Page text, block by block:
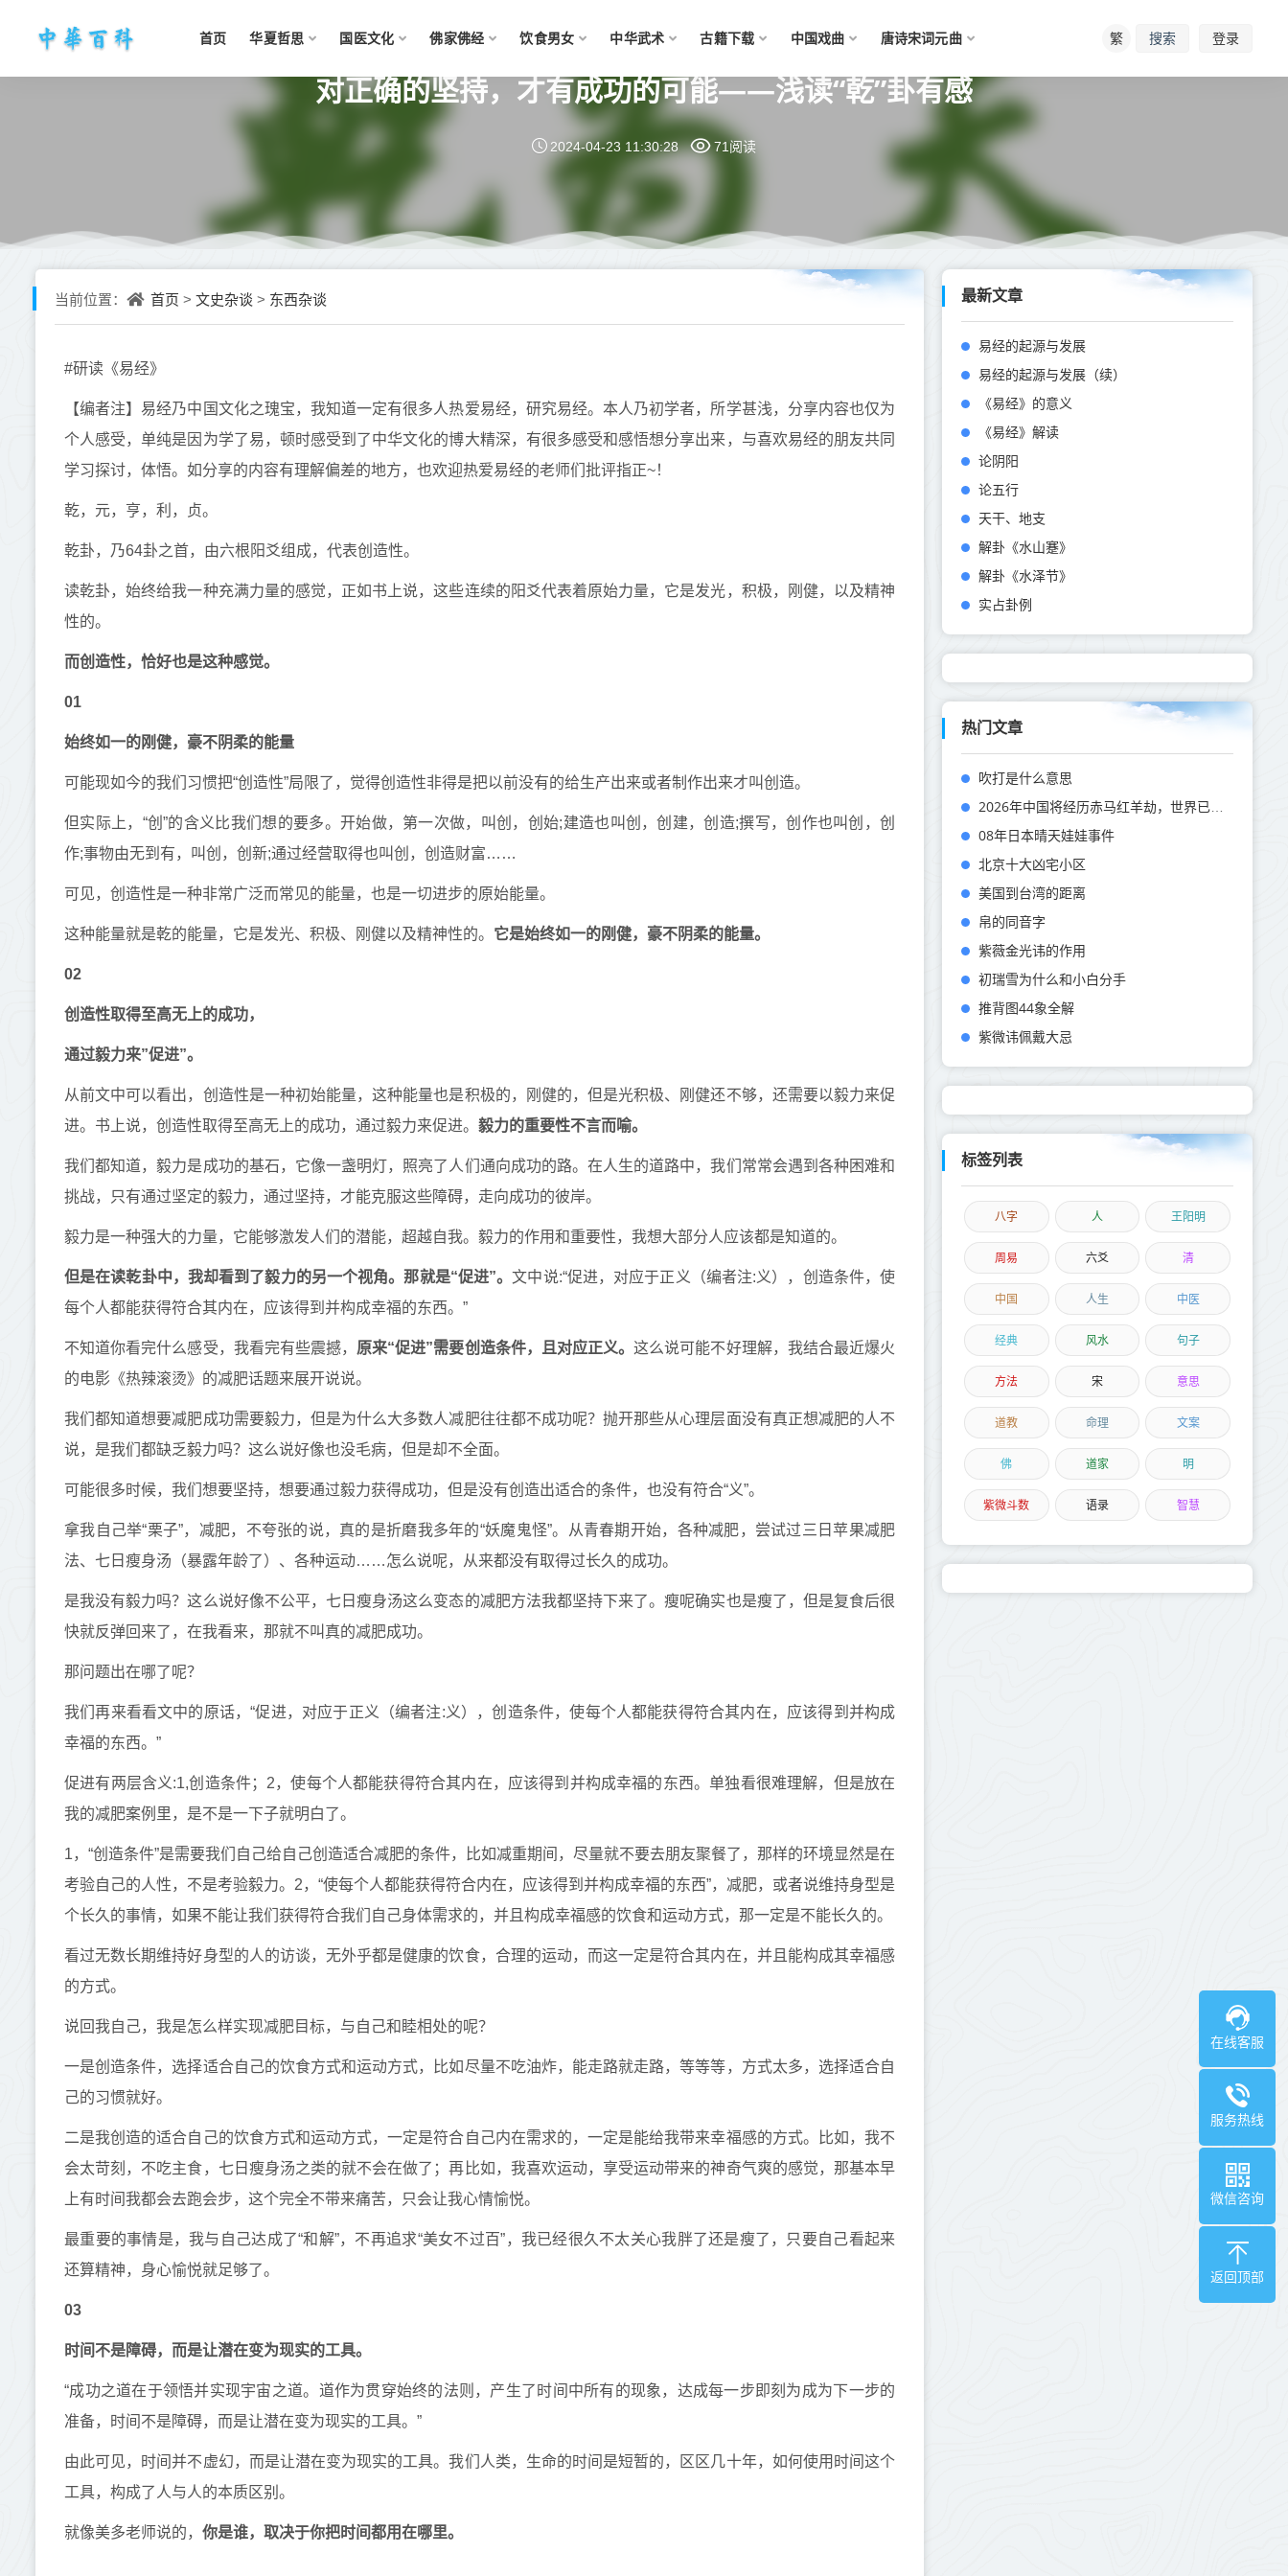
首页 华夏哲思 国医文化 佛家佛经 饮食男女 中华武术 古籍下载 中国戏曲 唐诗宋词元曲 繁 搜索 登录
对正确的坚持，才有成功的可能——浅读“乾”卦有感
2024-04-23 11:30:28 71阅读
当前位置： 首页 > 文史杂谈 > 东西杂谈
#研读《易经》
【编者注】易经乃中国文化之瑰宝，我知道一定有很多人热爱易经，研究易经。本人乃初学者，所学甚浅，分享内容也仅为
个人感受，单纯是因为学了易，顿时感受到了中华文化的博大精深，有很多感受和感悟想分享出来，与喜欢易经的朋友共同
学习探讨，体悟。如分享的内容有理解偏差的地方，也欢迎热爱易经的老师们批评指正~！
乾，元，亨，利，贞。
乾卦，乃64卦之首，由六根阳爻组成，代表创造性。
读乾卦，始终给我一种充满力量的感觉，正如书上说，这些连续的阳爻代表着原始力量，它是发光，积极，刚健，以及精神
性的。
而创造性，恰好也是这种感觉。
01
始终如一的刚健，豪不阴柔的能量
可能现如今的我们习惯把“创造性”局限了，觉得创造性非得是把以前没有的给生产出来或者制作出来才叫创造。
但实际上，“创”的含义比我们想的要多。开始做，第一次做，叫创，创始;建造也叫创，创建，创造;撰写，创作也叫创，创
作;事物由无到有，叫创，创新;通过经营取得也叫创，创造财富……
可见，创造性是一种非常广泛而常见的能量，也是一切进步的原始能量。
这种能量就是乾的能量，它是发光、积极、刚健以及精神性的。 它是始终如一的刚健，豪不阴柔的能量。
02
创造性取得至高无上的成功，
通过毅力来”促进”。
从前文中可以看出，创造性是一种初始能量，这种能量也是积极的，刚健的，但是光积极、刚健还不够，还需要以毅力来促
进。书上说，创造性取得至高无上的成功，通过毅力来促进。 毅力的重要性不言而喻。
我们都知道，毅力是成功的基石，它像一盏明灯，照亮了人们通向成功的路。在人生的道路中，我们常常会遇到各种困难和
挑战，只有通过坚定的毅力，通过坚持，才能克服这些障碍，走向成功的彼岸。
毅力是一种强大的力量，它能够激发人们的潜能，超越自我。毅力的作用和重要性，我想大部分人应该都是知道的。
但是在读乾卦中，我却看到了毅力的另一个视角。那就是“促进”。文中说:“促进，对应于正义（编者注:义），创造条件，使
每个人都能获得符合其内在，应该得到并构成幸福的东西。”
不知道你看完什么感受，我看完有些震撼， 原来“促进”需要创造条件，且对应正义。这么说可能不好理解，我结合最近爆火
的电影《热辣滚烫》的减肥话题来展开说说。
我们都知道想要减肥成功需要毅力，但是为什么大多数人减肥往往都不成功呢？抛开那些从心理层面没有真正想减肥的人不
说，是我们都缺乏毅力吗？这么说好像也没毛病，但是却不全面。
可能很多时候，我们想要坚持，想要通过毅力获得成功，但是没有创造出适合的条件，也没有符合“义”。
拿我自己举“栗子”，减肥，不夸张的说，真的是折磨我多年的“妖魔鬼怪”。从青春期开始，各种减肥，尝试过三日苹果减肥
法、七日瘦身汤（暴露年龄了）、 各种运动……怎么说呢，从来都没有取得过长久的成功。
是我没有毅力吗？这么说好像不公平，七日瘦身汤这么变态的减肥方法我都坚持下来了。瘦呢确实也是瘦了，但是复食后很
快就反弹回来了，在我看来，那就不叫真的减肥成功。
那问题出在哪了呢？
我们再来看看文中的原话，“促进，对应于正义（编者注:义），创造条件，使每个人都能获得符合其内在，应该得到并构成
幸福的东西。”
促进有两层含义:1,创造条件；2，使每个人都能获得符合其内在，应该得到并构成幸福的东西。单独看很难理解，但是放在
我的减肥案例里，是不是一下子就明白了。
1，“创造条件”是需要我们自己给自己创造适合减肥的条件，比如减重期间，尽量就不要去朋友聚餐了，那样的环境显然是在
考验自己的人性，不是考验毅力。2，“使每个人都能获得符合内在，应该得到并构成幸福的东西”，减肥，或者说维持身型是
个长久的事情，如果不能让我们获得符合我们自己身体需求的，并且构成幸福感的饮食和运动方式，那一定是不能长久的。
看过无数长期维持好身型的人的访谈，无外乎都是健康的饮食，合理的运动，而这一定是符合其内在，并且能构成其幸福感
的方式。
说回我自己，我是怎么样实现减肥目标，与自己和睦相处的呢？
一是创造条件，选择适合自己的饮食方式和运动方式，比如尽量不吃油炸，能走路就走路，等等等，方式太多，选择适合自
己的习惯就好。
二是我创造的适合自己的饮食方式和运动方式，一定是符合自己内在需求的，一定是能给我带来幸福感的方式。比如，我不
会太苛刻，不吃主食，七日瘦身汤之类的就不会在做了；再比如，我喜欢运动，享受运动带来的神奇气爽的感觉，那基本早
上有时间我都会去跑会步，这个完全不带来痛苦，只会让我心情愉悦。
最重要的事情是，我与自己达成了“和解”，不再追求“美女不过百”，我已经很久不太关心我胖了还是瘦了，只要自己看起来
还算精神，身心愉悦就足够了。
03
时间不是障碍，而是让潜在变为现实的工具。
“成功之道在于领悟并实现宇宙之道。道作为贯穿始终的法则，产生了时间中所有的现象，达成每一步即刻为成为下一步的
准备，时间不是障碍，而是让潜在变为现实的工具。”
由此可见，时间并不虚幻，而是让潜在变为现实的工具。我们人类，生命的时间是短暂的，区区几十年，如何使用时间这个
工具，构成了人与人的本质区别。
就像美多老师说的， 你是谁，取决于你把时间都用在哪里。
最新文章
易经的起源与发展
易经的起源与发展（续）
《易经》的意义
《易经》解读
论阴阳
论五行
天干、地支
解卦《水山蹇》
解卦《水泽节》
实占卦例
热门文章
吹打是什么意思
08年日本晴天娃娃事件
北京十大凶宅小区
美国到台湾的距离
帛的同音字
紫薇金光讳的作用
初瑞雪为什么和小白分手
推背图44象全解
紫微讳佩戴大忌
标签列表
八字 人 王阳明
周易 六爻 清
中国 人生 中医
经典 风水 句子
方法 宋 意思
道教 命理 文案
佛 道家 明
紫微斗数 语录 智慧
在线客服
服务热线
微信咨询
返回顶部